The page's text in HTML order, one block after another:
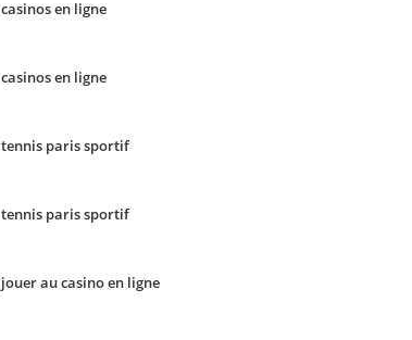
casinos en ligne
casinos en ligne
tennis paris sportif
tennis paris sportif
jouer au casino en ligne